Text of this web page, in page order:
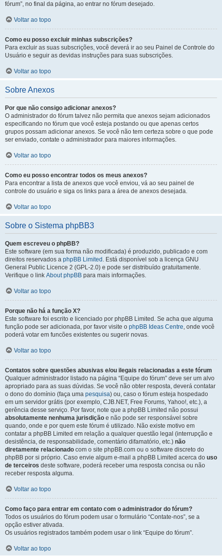
fórum”, no final da página, ao entrar no fórum desejado.
Voltar ao topo
Como eu posso excluir minhas subscrições?
Para excluir as suas subscrições, você deverá ir ao seu Painel de Controle do
Usuário e seguir as devidas instruções para suas subscrições.
Voltar ao topo
Sobre Anexos
Por que não consigo adicionar anexos?
O administrador do fórum talvez não permita que anexos sejam adicionados
especificando no fórum que você esteja postando ou que apenas certos
grupos possam adicionar anexos. Se você não tem certeza sobre o que pode
ser enviado, contate o administrador para maiores informações.
Voltar ao topo
Como eu posso encontrar todos os meus anexos?
Para encontrar a lista de anexos que você enviou, vá ao seu painel de
controle do usuário e siga os links para a área de anexos desejada.
Voltar ao topo
Sobre o Sistema phpBB3
Quem escreveu o phpBB?
Este software (em sua forma não modificada) é produzido, publicado e com
direitos reservados a phpBB Limited . Está disponível sob a licença GNU
General Public Licence 2 (GPL-2.0) e pode ser distribuído gratuitamente.
Verifique o link About phpBB para mais informações.
Voltar ao topo
Porque não há a função X?
Este software foi escrito e licenciado por phpBB Limited. Se acha que alguma
função pode ser adicionada, por favor visite o phpBB Ideas Centre, onde você
poderá votar em funcões existentes ou sugerir novas.
Voltar ao topo
Contatos sobre questões abusivas e/ou ilegais relacionadas a este fórum
Qualquer administrador listado na página “Equipe do fórum” deve ser um alvo
apropriado para as suas dúvidas. Se você não obter resposta, deverá contatar
o dono do domínio (faça uma pesquisa) ou, caso o fórum esteja hospedado
em um servidor grátis (por exemplo, CJB.NET, Free Forums, Yahoo!, etc.), a
gerência desse serviço. Por favor, note que a phpBB Limited não possui
absolutamente nenhuma jurisdição e não pode ser responsável sobre
quando, onde e por quem este fórum é utilizado. Não existe motivo em
contatar a phpBB Limited em relação a qualquer questão legal (interrupção e
desistência, de responsabilidade, comentário difamatório, etc.) não
diretamente relacionado com o site phpBB.com ou o software discreto do
phpBB por si próprio. Caso envie algum e-mail a phpBB Limited acerca do uso
de terceiros deste software, poderá receber uma resposta concisa ou não
receber resposta alguma.
Voltar ao topo
Como faço para entrar em contato com o administrador do fórum?
Todos os usuários do fórum podem usar o formulário “Contate-nos”, se a
opção estiver ativada.
Os usuários registrados também podem usar o link “Equipe do fórum”.
Voltar ao topo